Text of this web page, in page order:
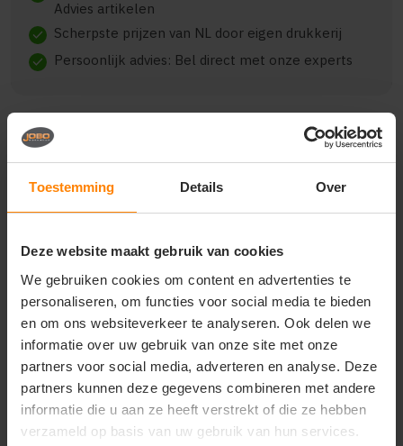
Toestemming Details Over
Deze website maakt gebruik van cookies
We gebruiken cookies om content en advertenties te
personaliseren, om functies voor social media te bieden
en om ons websiteverkeer te analyseren. Ook delen we
informatie over uw gebruik van onze site met onze
partners voor social media, adverteren en analyse. Deze
partners kunnen deze gegevens combineren met andere
informatie die u aan ze heeft verstrekt of die ze hebben
verzameld op basis van uw gebruik van hun services.
Advies artikelen
check Scherpste prijzen van NL door eigen drukkerij
check Persoonlijk advies: Bel direct met onze experts
{"M":5,"L":9,"XL":2},"prnts":
[{"pp":"Voorzijde","pt":"Bedrukking","ct":"E\u00e9n
kleur"}]}
Vragen? Neem contact
op met onze
klantenservice